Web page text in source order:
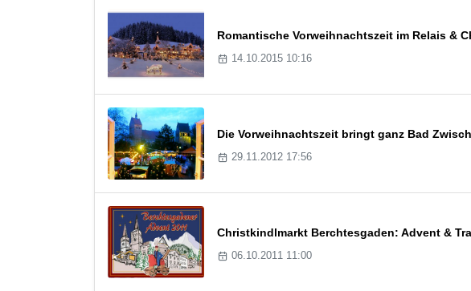
Romantische Vorweihnachtszeit im Relais &
14.10.2015 10:16
Die Vorweihnachtszeit bringt ganz Bad
29.11.2012 17:56
Christkindlmarkt Berchtesgaden: Advent &
06.10.2011 11:00